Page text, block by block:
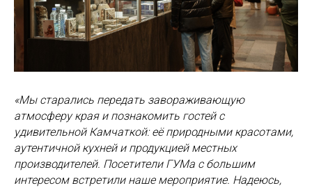
«Мы старались передать завораживающую
атмосферу края и познакомить гостей с
удивительной Камчаткой: её природными красотами,
аутентичной кухней и продукцией местных
производителей. Посетители ГУМа с большим
интересом встретили наше мероприятие. Надеюсь,